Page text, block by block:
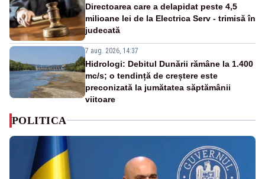
Directoarea care a delapidat peste 4,5
milioane lei de la Electrica Serv - trimisă în
judecată
7 aug. 2026, 14:37
Hidrologi: Debitul Dunării rămâne la 1.400
mc/s; o tendință de creștere este
preconizată la jumătatea săptămânii
viitoare
POLITICA